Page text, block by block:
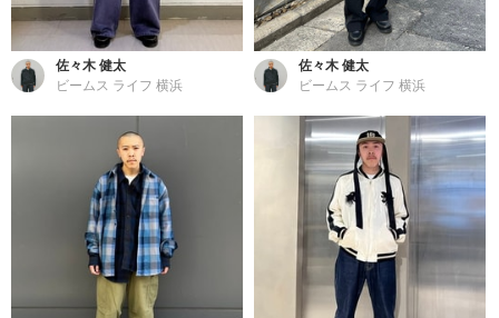
佐々木 健太
ビームス ライフ 横浜
佐々木 健太
ビームス ライフ 横浜